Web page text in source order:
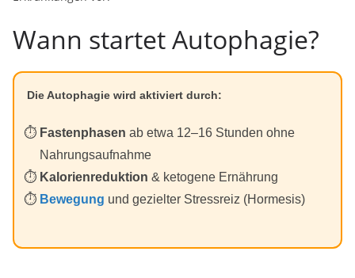
Wann startet Autophagie?
Die Autophagie wird aktiviert durch:
Fastenphasen ab etwa 12–16 Stunden ohne
Nahrungsaufnahme
Kalorienreduktion & ketogene Ernährung
Bewegung und gezielter Stressreiz (Hormesis)